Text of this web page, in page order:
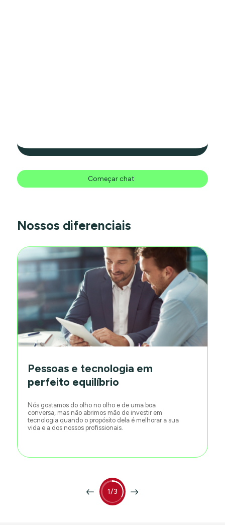
Começar chat
Nossos diferenciais
Pessoas e tecnologia em
perfeito equilíbrio
Nós gostamos do olho no olho e de uma boa
conversa, mas não abrimos mão de investir em
tecnologia quando o propósito dela é melhorar a sua
vida e a dos nossos profissionais.
1/3